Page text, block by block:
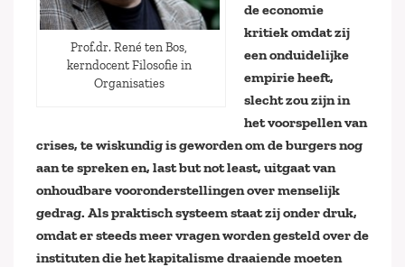
Prof.dr. René ten Bos,
kerndocent Filosofie in
Organisaties
de economie
kritiek omdat zij
een onduidelijke
empirie heeft,
slecht zou zijn in
het voorspellen van
crises, te wiskundig is geworden om de burgers nog
aan te spreken en, last but not least, uitgaat van
onhoudbare vooronderstellingen over menselijk
gedrag. Als praktisch systeem staat zij onder druk,
omdat er steeds meer vragen worden gesteld over de
instituten die het kapitalisme draaiende moeten